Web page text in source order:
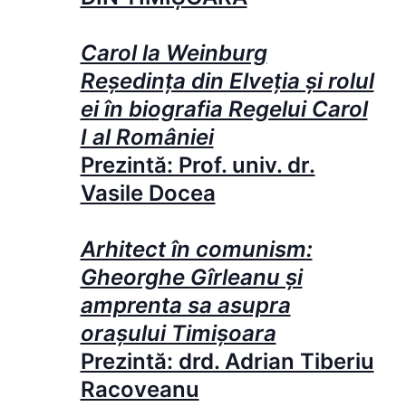
Carol la Weinburg
Reședința din Elveția și rolul
ei în biografia Regelui Carol
I al României
Prezintă: Prof. univ. dr.
Vasile Docea
Arhitect în comunism:
Gheorghe Gîrleanu și
amprenta sa asupra
orașului Timișoara
Prezintă: drd. Adrian Tiberiu
Racoveanu